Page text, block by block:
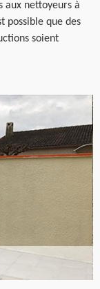
aux nettoyeurs à
possible que des
soient